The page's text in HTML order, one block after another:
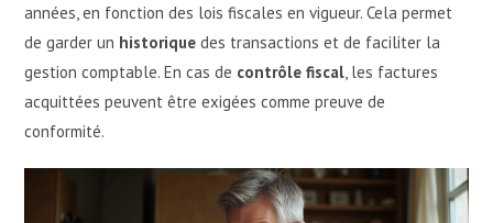
années, en fonction des lois fiscales en vigueur. Cela permet
de garder un historique des transactions et de faciliter la
gestion comptable. En cas de contrôle fiscal , les factures
acquittées peuvent être exigées comme preuve de
conformité.